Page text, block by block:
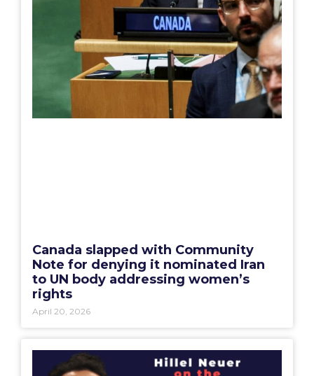
Canada slapped with Community
Note for denying it nominated Iran
to UN body addressing women’s
rights
April 20, 2026